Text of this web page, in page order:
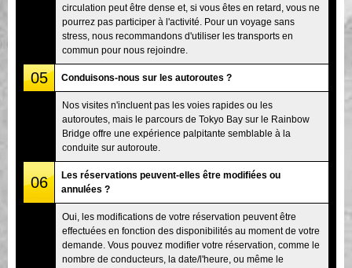
circulation peut être dense et, si vous êtes en retard, vous ne
pourrez pas participer à l'activité. Pour un voyage sans
stress, nous recommandons d'utiliser les transports en
commun pour nous rejoindre.
05 Conduisons-nous sur les autoroutes ?
Nos visites n'incluent pas les voies rapides ou les
autoroutes, mais le parcours de Tokyo Bay sur le Rainbow
Bridge offre une expérience palpitante semblable à la
conduite sur autoroute.
06
Les réservations peuvent-elles être modifiées ou
annulées ?
Oui, les modifications de votre réservation peuvent être
effectuées en fonction des disponibilités au moment de votre
demande. Vous pouvez modifier votre réservation, comme le
nombre de conducteurs, la date/l'heure, ou même le